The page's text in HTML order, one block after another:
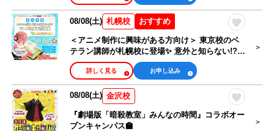
おすすめ
08/08(土) 札幌校
＜アニメ制作に興味がある方向け＞ 東京校のベ
テラン講師が札幌校に登場✨ 意外と知らない!?
アニメの制作工程を学ぼう！
お申し込み
詳しく見る
08/08(土) 金沢校
『劇場版「暗殺教室」みんなの時間』コラボオー
プンキャンパス🏫